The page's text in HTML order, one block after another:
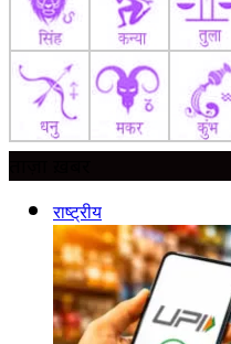
राष्ट्रीय